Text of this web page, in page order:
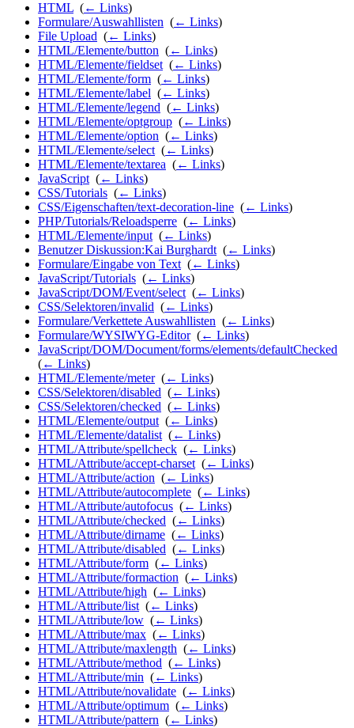
HTML (← Links)
Formulare/Auswahllisten (← Links)
File Upload (← Links)
HTML/Elemente/button (← Links)
HTML/Elemente/fieldset (← Links)
HTML/Elemente/form (← Links)
HTML/Elemente/label (← Links)
HTML/Elemente/legend (← Links)
HTML/Elemente/optgroup (← Links)
HTML/Elemente/option (← Links)
HTML/Elemente/select (← Links)
HTML/Elemente/textarea (← Links)
JavaScript (← Links)
CSS/Tutorials (← Links)
CSS/Eigenschaften/text-decoration-line (← Links)
PHP/Tutorials/Reloadsperre (← Links)
HTML/Elemente/input (← Links)
Benutzer Diskussion:Kai Burghardt (← Links)
Formulare/Eingabe von Text (← Links)
JavaScript/Tutorials (← Links)
JavaScript/DOM/Event/select (← Links)
CSS/Selektoren/invalid (← Links)
Formulare/Verkettete Auswahllisten (← Links)
Formulare/WYSIWYG-Editor‎ (← Links)
JavaScript/DOM/Document/forms/elements/defaultChecked
(← Links)
HTML/Elemente/meter‎ (← Links)
CSS/Selektoren/disabled (← Links)
CSS/Selektoren/checked (← Links)
HTML/Elemente/output (← Links)
HTML/Elemente/datalist (← Links)
HTML/Attribute/spellcheck (← Links)
HTML/Attribute/accept-charset (← Links)
HTML/Attribute/action (← Links)
HTML/Attribute/autocomplete (← Links)
HTML/Attribute/autofocus (← Links)
HTML/Attribute/checked (← Links)
HTML/Attribute/dirname (← Links)
HTML/Attribute/disabled (← Links)
HTML/Attribute/form (← Links)
HTML/Attribute/formaction (← Links)
HTML/Attribute/high (← Links)
HTML/Attribute/list (← Links)
HTML/Attribute/low (← Links)
HTML/Attribute/max (← Links)
HTML/Attribute/maxlength (← Links)
HTML/Attribute/method (← Links)
HTML/Attribute/min (← Links)
HTML/Attribute/novalidate (← Links)
HTML/Attribute/optimum (← Links)
HTML/Attribute/pattern (← Links)